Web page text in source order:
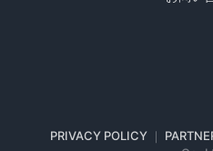
PRIVACY POLICY｜